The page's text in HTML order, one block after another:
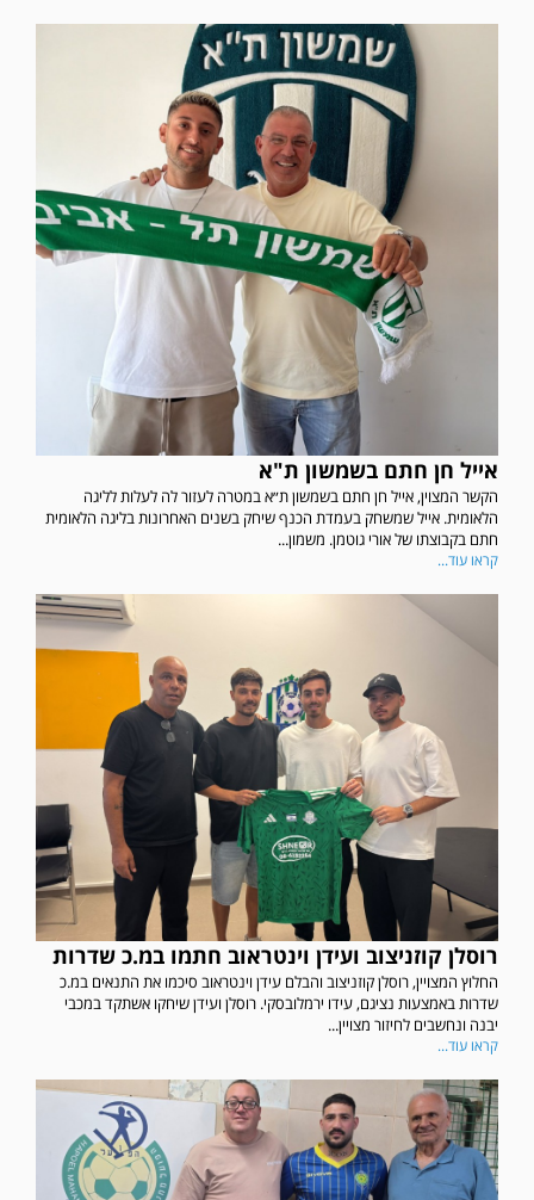
אייל חן חתם בשמשון ת"א
הקשר המצוין, אייל חן חתם בשמשון ת״א במטרה לעזור לה לעלות לליגה
הלאומית. אייל שמשחק בעמדת הכנף שיחק בשנים האחרונות בליגה הלאומית
חתם בקבוצתו של אורי גוטמן. משמון...
קראו עוד...
רוסלן קוזניצוב ועידן וינטראוב חתמו במ.כ שדרות
החלוץ המצויין, רוסלן קוזניצוב והבלם עידן וינטראוב סיכמו את התנאים במ.כ
שדרות באמצעות נציגם, עידו ירמלובסקי. רוסלן ועידן שיחקו אשתקד במכבי
יבנה ונחשבים לחיזור מצויין...
קראו עוד...